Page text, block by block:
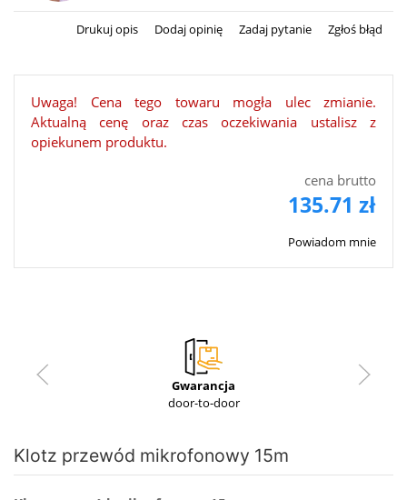
Drukuj opis Dodaj opinię Zadaj pytanie Zgłoś błąd
Uwaga! Cena tego towaru mogła ulec zmianie.
Aktualną cenę oraz czas oczekiwania ustalisz z
opiekunem produktu.
cena brutto
135.71 zł
Powiadom mnie
Gwarancja
door-to-door
Klotz przewód mikrofonowy 15m